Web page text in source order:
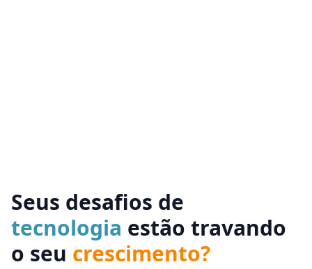
Seus desafios de
tecnologia estão travando
o seu crescimento?